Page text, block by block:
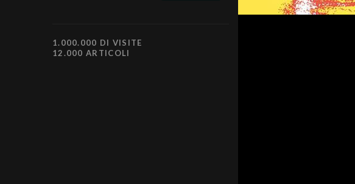
1.000.000 DI VISITE
12.000 ARTICOLI